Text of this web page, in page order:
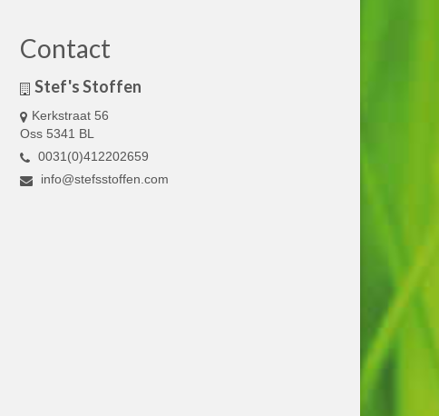
Contact
Stef's Stoffen
Kerkstraat 56
Oss 5341 BL
0031(0)412202659
info@stefsstoffen.com